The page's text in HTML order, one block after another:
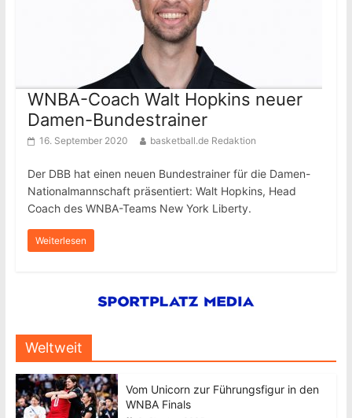
WNBA-Coach Walt Hopkins neuer
Damen-Bundestrainer
16. September 2020 basketball.de Redaktion
Der DBB hat einen neuen Bundestrainer für die Damen-
Nationalmannschaft präsentiert: Walt Hopkins, Head
Coach des WNBA-Teams New York Liberty.
Weiterlesen
Weltweit
Vom Unicorn zur Führungsfigur in den
WNBA Finals